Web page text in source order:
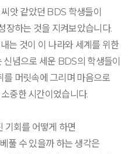
앗 같았던 BDS 학생들이
장하는 것을 지켜보았습니다.
는 것이 이 나라와 세계를 위한
념으로 세운 BDS의 학생들이
를 머릿속에 그리며 마음으로
중한 시간이었습니다.
기회를 어떻게 하면
풀 수 있을까 하는 생각은